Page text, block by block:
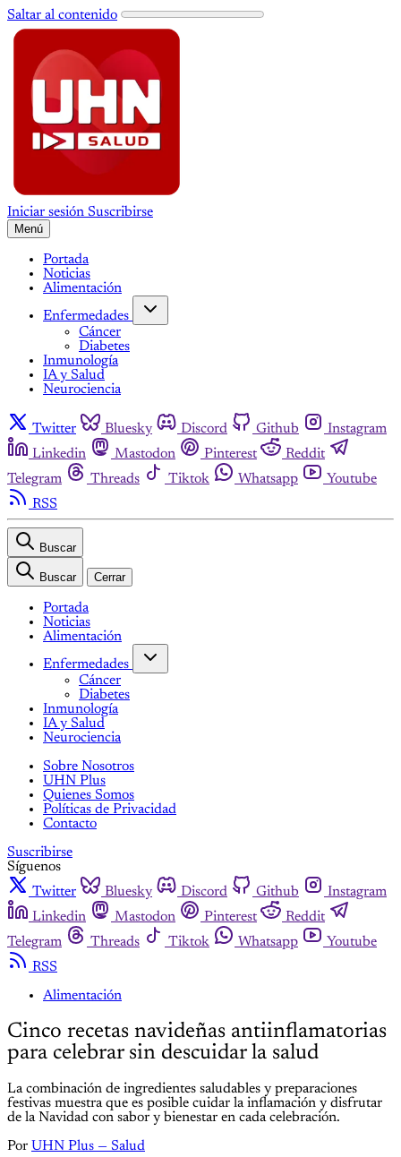
Saltar al contenido
Iniciar sesión Suscribirse
Menú
Portada
Noticias
Alimentación
Enfermedades
Cáncer
Diabetes
Inmunología
IA y Salud
Neurociencia
Twitter Bluesky Discord Github
Instagram
Linkedin
Mastodon Pinterest
Reddit
Telegram
Threads Tiktok Whatsapp
Youtube
RSS
Buscar
Buscar Cerrar
Portada
Noticias
Alimentación
Enfermedades
Cáncer
Diabetes
Inmunología
IA y Salud
Neurociencia
Sobre Nosotros
UHN Plus
Quienes Somos
Políticas de Privacidad
Contacto
Suscribirse
Síguenos
Twitter
Bluesky Discord Github
Instagram
Linkedin
Mastodon Pinterest
Reddit
Telegram
Threads Tiktok Whatsapp
Youtube
RSS
Alimentación
Cinco recetas navideñas antiinflamatorias
para celebrar sin descuidar la salud
La combinación de ingredientes saludables y preparaciones
festivas muestra que es posible cuidar la inflamación y disfrutar
de la Navidad con sabor y bienestar en cada celebración.
Por UHN Plus — Salud